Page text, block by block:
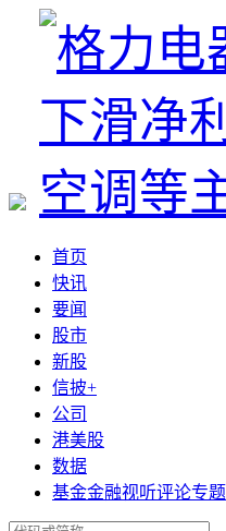
首页
快讯
要闻
股市
新股
信披+
公司
港美股
数据
基金金融视听评论专题